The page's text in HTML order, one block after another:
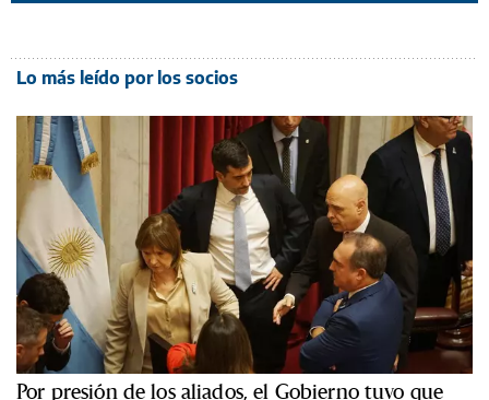
Lo más leído por los socios
Por presión de los aliados, el Gobierno tuvo que